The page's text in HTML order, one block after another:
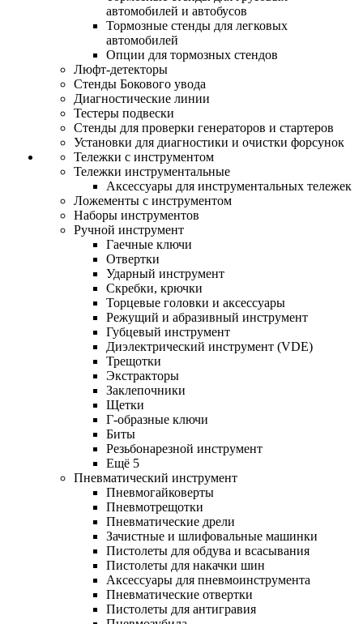
автомобилей и автобусов
Тормозные стенды для легковых
автомобилей
Опции для тормозных стендов
Люфт-детекторы
Стенды Бокового увода
Диагностические линии
Тестеры подвески
Стенды для проверки генераторов и стартеров
Установки для диагностики и очистки форсунок
Тележки с инструментом
Тележки инструментальные
Аксессуары для инструментальных тележек
Ложементы с инструментом
Наборы инструментов
Ручной инструмент
Гаечные ключи
Отвертки
Ударный инструмент
Скребки, крючки
Торцевые головки и аксессуары
Режущий и абразивный инструмент
Губцевый инструмент
Диэлектрический инструмент (VDE)
Трещотки
Экстракторы
Заклепочники
Щетки
Г-образные ключи
Биты
Резьбонарезной инструмент
Ещё 5
Пневматический инструмент
Пневмогайковерты
Пневмотрещотки
Пневматические дрели
Зачистные и шлифовальные машинки
Пистолеты для обдува и всасывания
Пистолеты для накачки шин
Аксессуары для пневмоинструмента
Пневматические отвертки
Пистолеты для антигравия